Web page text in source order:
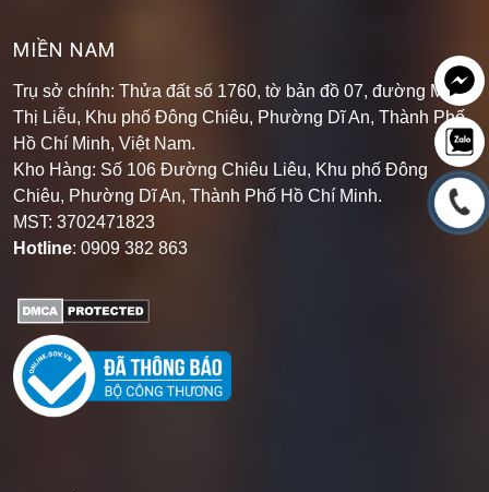
MIỀN NAM
Trụ sở chính: Thửa đất số 1760, tờ bản đồ 07, đường Mạch
Thị Liễu, Khu phố Đông Chiêu, Phường Dĩ An, Thành Phố
Hồ Chí Minh, Việt Nam.
Kho Hàng: Số 106 Đường Chiêu Liêu, Khu phố Đông
Chiêu, Phường Dĩ An, Thành Phố Hồ Chí Minh.
MST: 3702471823
Hotline: 0909 382 863